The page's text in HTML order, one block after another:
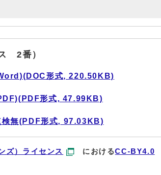
2番）
形式, 220.50KB)
形式, 47.99KB)
検無(PDF形式, 97.03KB)
ズ）ライセンス におけるCC-BY4.0